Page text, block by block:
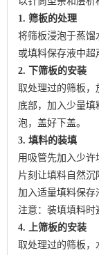
1. 筛板的处理
将筛板浸泡于蒸馏
或填料保存液中超
2. 下筛板的安装
取处理过的筛板，
底部，加入少量
泡，盖好下盖。
3. 填料的装填
用吸管先加入少
片刻让填料自然沉
加入适量填料保存
注意：装填填料时
4. 上筛板的安装
取处理过的筛板，